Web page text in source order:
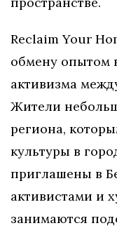
Reclaim Your
обмену опытом
активизма
Жители
региона,
культуры в
приглашены в
активистами и
занимаются